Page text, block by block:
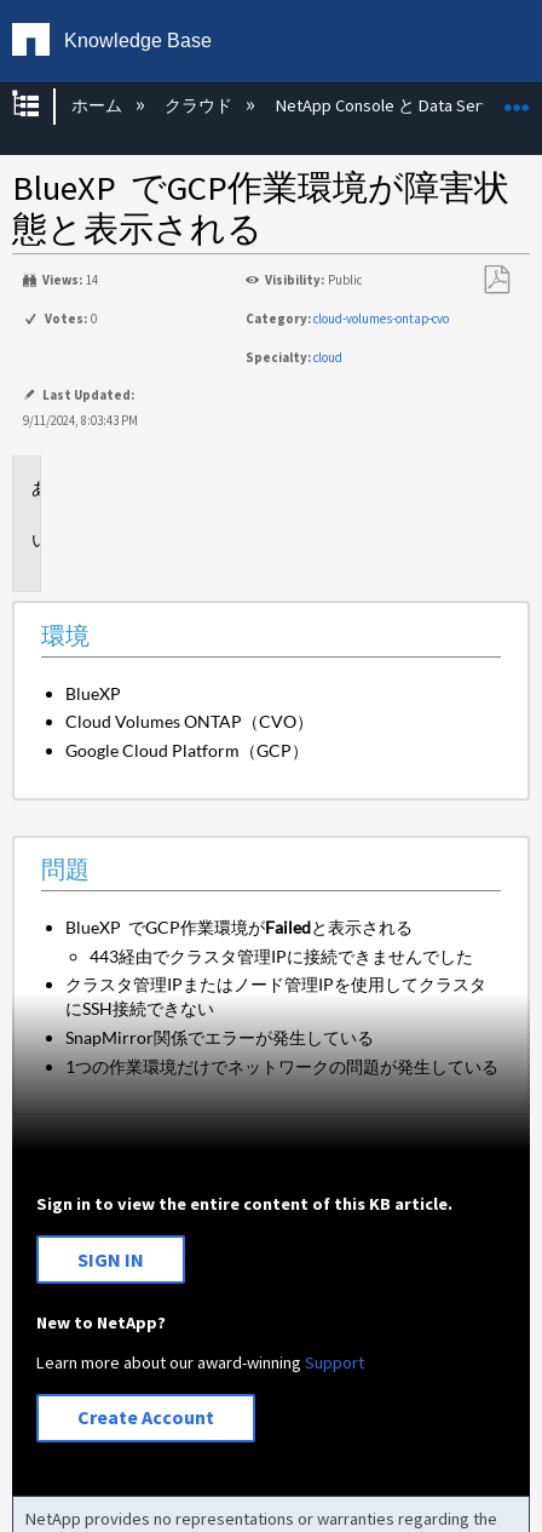
Knowledge Base
グローバル階層を展開/折りたたむ
ホーム クラウド NetApp Console と Data Services
BlueXP でGCP作業環境が障害状
態と表示される
Views: 14 Visibility: Public
Votes: 0 Category:cloud-volumes-ontap-cvo
Specialty:cloud
Last Updated:
9/11/2024, 8:03:43 PM
環境
BlueXP
Cloud Volumes ONTAP（CVO）
Google Cloud Platform（GCP）
問題
BlueXP でGCP作業環境がFailedと表示される
443経由でクラスタ管理IPに接続できませんでした
クラスタ管理IPまたはノード管理IPを使用してクラスタ
にSSH接続できない
SnapMirror関係でエラーが発生している
1つの作業環境だけでネットワークの問題が発生している
Sign in to view the entire content of this KB article.
SIGN IN
New to NetApp?
Learn more about our award-winningSupport
Create Account
NetApp provides no representations or warranties regarding the